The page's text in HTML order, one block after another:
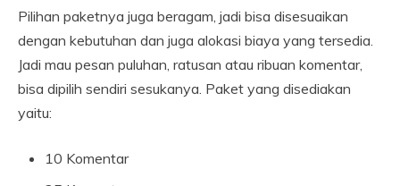
Pilihan paketnya juga beragam, jadi bisa disesuaikan
dengan kebutuhan dan juga alokasi biaya yang tersedia.
Jadi mau pesan puluhan, ratusan atau ribuan komentar,
bisa dipilih sendiri sesukanya. Paket yang disediakan
yaitu:
10 Komentar